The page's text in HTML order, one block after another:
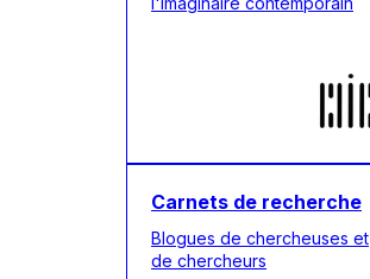
Carnets de recherche
Blogues de chercheuses et
de chercheurs